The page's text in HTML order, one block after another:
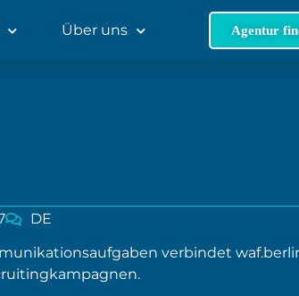
Über uns Agentur
DE
verbindet